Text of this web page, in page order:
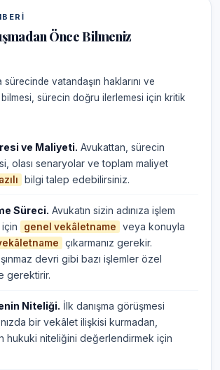
Önce Bilmeniz
sürecinde vatandaşın haklarını ve
sürecin doğru ilerlemesi için kritik
ve Maliyeti. Avukattan, sürecin
olası senaryolar ve toplam maliyet
bilgi talep edebilirsiniz.
Süreci. Avukatın sizin adınıza işlem
genel vekâletname
veya konuyla
çıkarmanız gerekir.
devri gibi bazı işlemler özel
gerektirir.
Niteliği. İlk danışma görüşmesi
bir vekâlet ilişkisi kurmadan,
hukuki niteliğini değerlendirmek için